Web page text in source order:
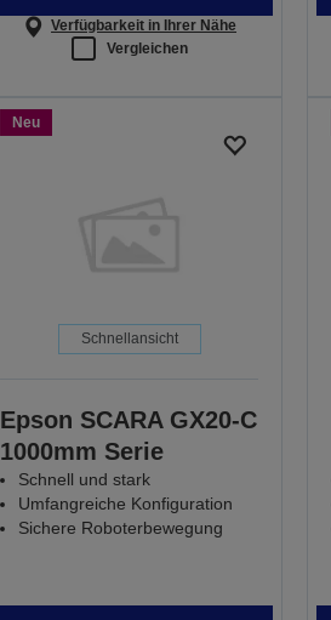
Verfügbarkeit in Ihrer Nähe
Vergleichen
Neu
Schnellansicht
Epson SCARA GX20-C
1000mm Serie
Schnell und stark
Umfangreiche Konfiguration
Sichere Roboterbewegung